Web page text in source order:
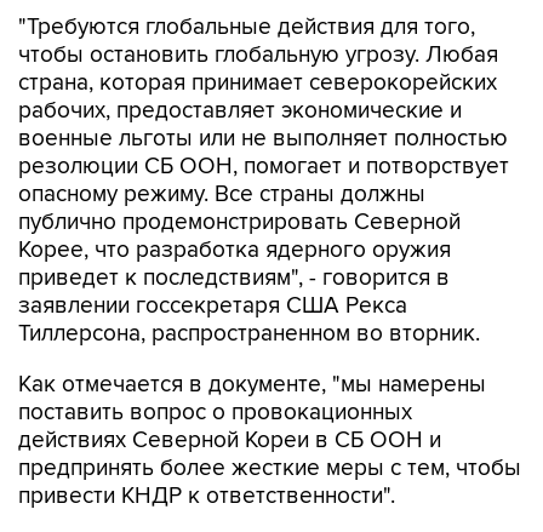
"Требуются глобальные действия для того,
чтобы остановить глобальную угрозу. Любая
страна, которая принимает северокорейских
рабочих, предоставляет экономические и
военные льготы или не выполняет полностью
резолюции СБ ООН, помогает и потворствует
опасному режиму. Все страны должны
публично продемонстрировать Северной
Корее, что разработка ядерного оружия
приведет к последствиям", - говорится в
заявлении госсекретаря США Рекса
Тиллерсона, распространенном во вторник.
Как отмечается в документе, "мы намерены
поставить вопрос о провокационных
действиях Северной Кореи в СБ ООН и
предпринять более жесткие меры с тем, чтобы
привести КНДР к ответственности".